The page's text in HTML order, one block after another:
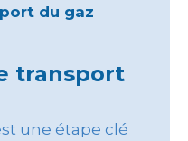
du gaz
transport
une étape clé